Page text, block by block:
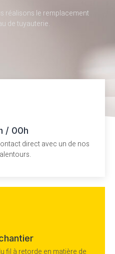
réalisons le remplacement
de tuyauterie.
/ 00h
direct avec un de nos
fil à retorde en matière de